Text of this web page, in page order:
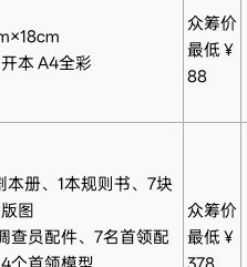
本 A4全彩
众筹价
最低￥
88
本册、1本规则书、7块
图
查员配件、7名首领配
众筹价
最低￥